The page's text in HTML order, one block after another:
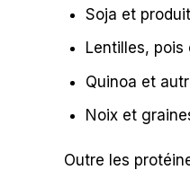
Soja et
Lentilles,
Quinoa et
Noix et
Outre les